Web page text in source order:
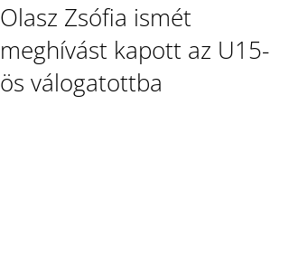
Olasz Zsófia ismét
meghívást kapott az U15-
ös válogatottba